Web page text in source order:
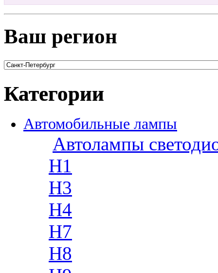
Ваш регион
Категории
Автомобильные лампы
Автолампы
H1
H3
H4
H7
H8